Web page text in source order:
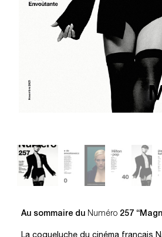
Au sommaire du Numéro 257